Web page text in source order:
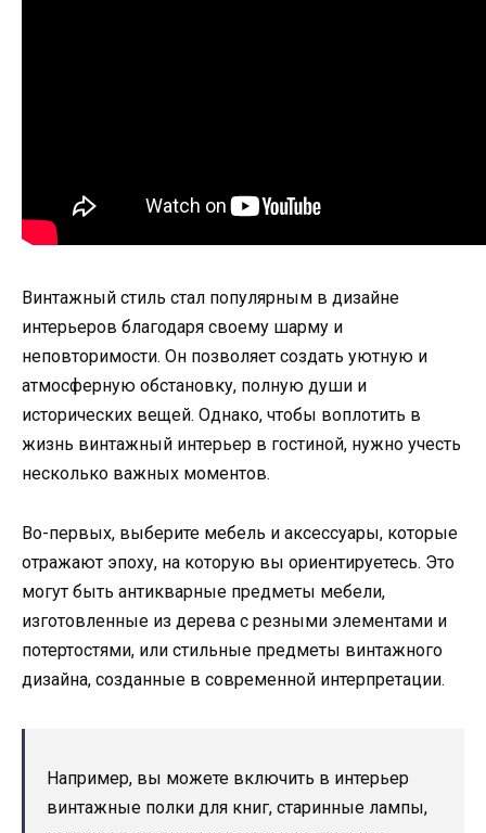
Винтажный стиль стал популярным в дизайне
интерьеров благодаря своему шарму и
неповторимости. Он позволяет создать уютную и
атмосферную обстановку, полную души и
исторических вещей. Однако, чтобы воплотить в
жизнь винтажный интерьер в гостиной, нужно учесть
несколько важных моментов.
Во-первых, выберите мебель и аксессуары, которые
отражают эпоху, на которую вы ориентируетесь. Это
могут быть антикварные предметы мебели,
изготовленные из дерева с резными элементами и
потертостями, или стильные предметы винтажного
дизайна, созданные в современной интерпретации.
Например, вы можете включить в интерьер
винтажные полки для книг, старинные лампы,